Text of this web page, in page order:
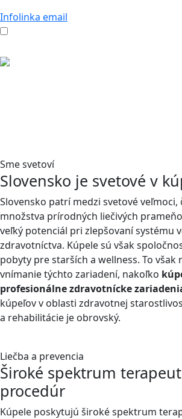
Infolinka email
Sme svetoví
Slovensko je svetové v
Slovensko patrí medzi svetové veľmoci,
množstva prírodných liečivých
veľký potenciál pri zlepšovaní systému
zdravotníctva. Kúpele sú však
pobyty pre starších a wellness. To však
vnímanie týchto zariadení, nakoľko
profesionálne zdravotnícke
kúpeľov v oblasti zdravotnej
a rehabilitácie je obrovský.
Liečba a prevencia
Široké spektrum
procedúr
Kúpele poskytujú široké spektrum